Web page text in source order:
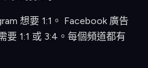
想要 1:1。 Facebook 廣告
要 1:1 或 3:4。每個頻道都有